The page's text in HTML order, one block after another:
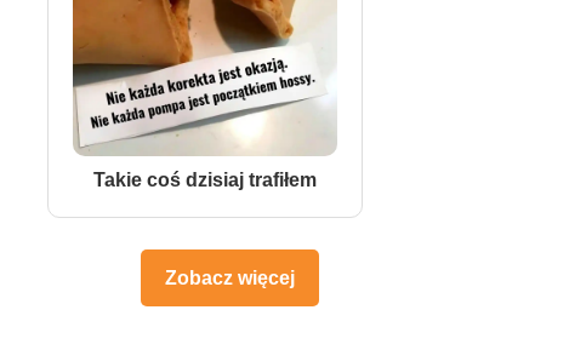
Takie coś dzisiaj trafiłem
Zobacz więcej